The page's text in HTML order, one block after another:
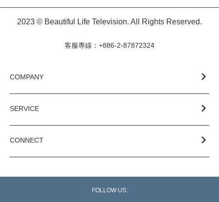
2023 © Beautiful Life Television. All Rights Reserved.
客服專線：+886-2-87872324
COMPANY
SERVICE
CONNECT
FOLLOW US: